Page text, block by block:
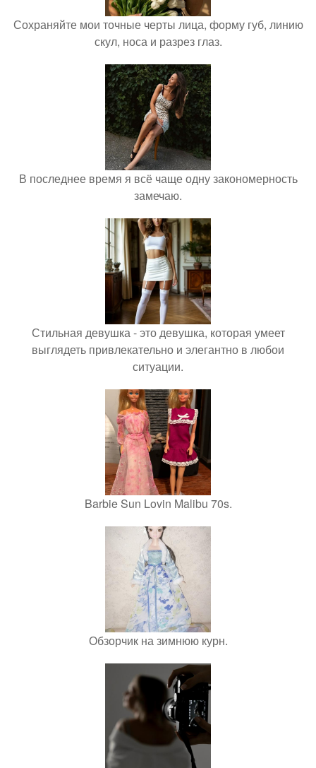
Сохраняйте мои точные черты лица, форму губ, линию
скул, носа и разрез глаз.
В последнее время я всё чаще одну закономерность
замечаю.
Стильная девушка - это девушка, которая умеет
выглядеть привлекательно и элегантно в любои
ситуации.
Barbie Sun Lovin Malibu 70s.
Обзорчик на зимнюю курн.